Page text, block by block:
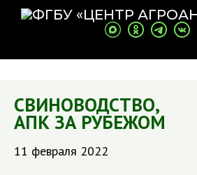
СВИНОВОДСТВО,
АПК ЗА РУБЕЖОМ
11 февраля 2022